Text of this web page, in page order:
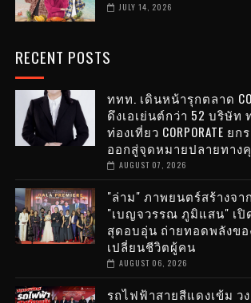
JULY 14, 2026
RECENT POSTS
ททท. เดินหน้ารุกตลาด
ดึงเอเย่นต์กว่า 52 บริษัท
ท่องเที่ยว CORPORATE
ออกสู่จุดหมายปลายทาง
AUGUST 07, 2026
"ล่าม" ภาพยนตร์สร้างจา
"เบญจวรรณ ภูมิแสน" เปิ
สุดอบอุ่น ถ่ายทอดพลังขอ
เปลี่ยนชีวิตผู้คน
AUGUST 06, 2026
รถไฟฟ้าสายสีแดงเข้ม ว